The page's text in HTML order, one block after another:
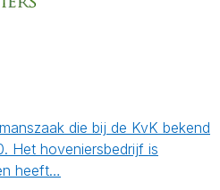
die bij de KvK bekend
Het hoveniersbedrijf is
heeft…